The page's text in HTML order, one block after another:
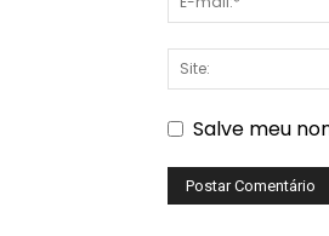
Salve meu